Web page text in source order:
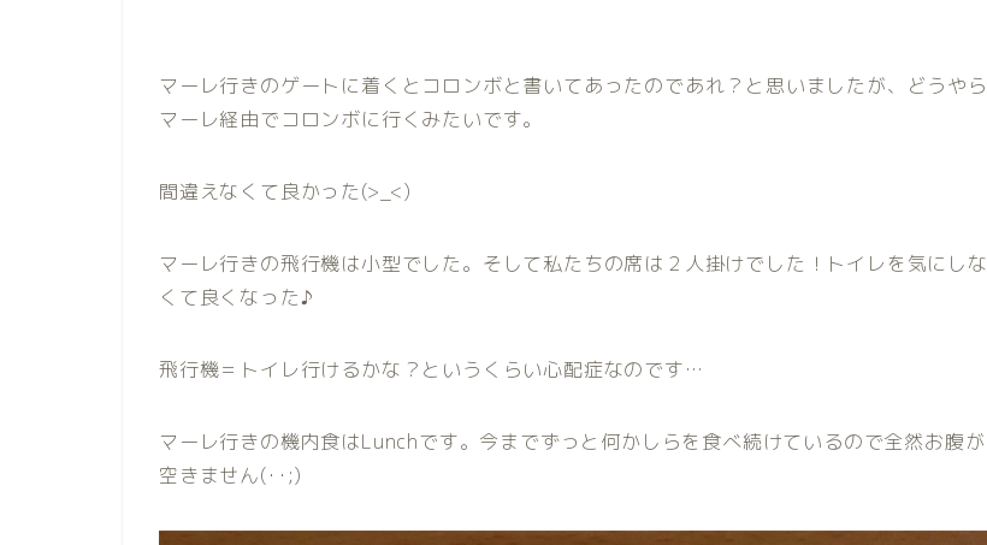
マーレ行きのゲートに着くとコロンボと書いてあったのであれ？と思いましたが、どうやら
マーレ経由でコロンボに行くみたいです。
間違えなくて良かった(>_<)
マーレ行きの飛行機は小型でした。そして私たちの席は２人掛けでした！トイレを気にしな
くて良くなった♪
飛行機＝トイレ行けるかな？というくらい心配症なのです…
マーレ行きの機内食はLunchです。今までずっと何かしらを食べ続けているので全然お腹が
空きません(･･;)